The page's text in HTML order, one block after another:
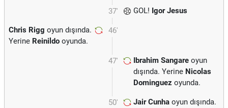
37' GOL! Igor Jesus
46'
Chris Rigg oyun dışında.
Yerine Reinildo oyunda.
47' Ibrahim Sangare oyun
dışında. Yerine Nicolas
Dominguez oyunda.
50' Jair Cunha oyun dışında.